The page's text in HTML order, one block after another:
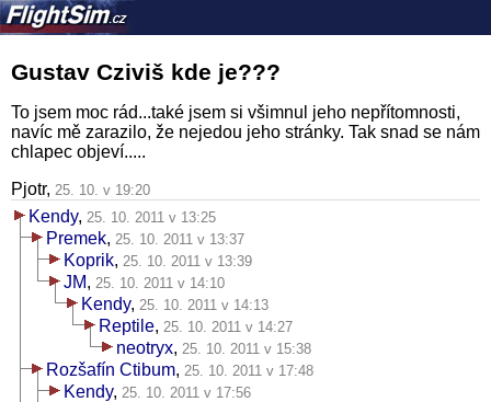
Gustav Cziviš kde je???
To jsem moc rád...také jsem si všimnul jeho nepřítomnosti,
navíc mě zarazilo, že nejedou jeho stránky. Tak snad se nám
chlapec objeví.....
Pjotr, 25. 10. v 19:20
Kendy, 25. 10. 2011 v 13:25
Premek, 25. 10. 2011 v 13:37
Koprik, 25. 10. 2011 v 13:39
JM, 25. 10. 2011 v 14:10
Kendy, 25. 10. 2011 v 14:13
Reptile, 25. 10. 2011 v 14:27
neotryx, 25. 10. 2011 v 15:38
Rozšafín Ctibum, 25. 10. 2011 v 17:48
Kendy, 25. 10. 2011 v 17:56